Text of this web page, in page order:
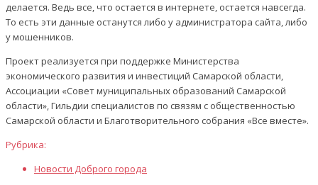
делается. Ведь все, что остается в интернете, остается навсегда.
То есть эти данные останутся либо у администратора сайта, либо
у мошенников.
Проект реализуется при поддержке Министерства
экономического развития и инвестиций Самарской области,
Ассоциации «Совет муниципальных образований Самарской
области», Гильдии специалистов по связям с общественностью
Самарской области и Благотворительного собрания «Все вместе».
Рубрика:
Новости Доброго города